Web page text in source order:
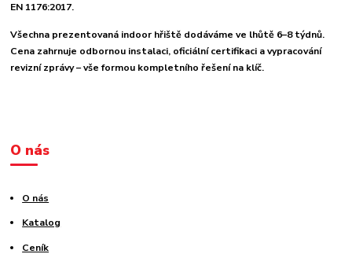
EN 1176:2017.
Všechna prezentovaná indoor hřiště dodáváme ve lhůtě 6–8 týdnů.
Cena zahrnuje odbornou instalaci, oficiální certifikaci a vypracování
revizní zprávy – vše formou kompletního řešení na klíč.
O nás
O nás
Katalog
Ceník